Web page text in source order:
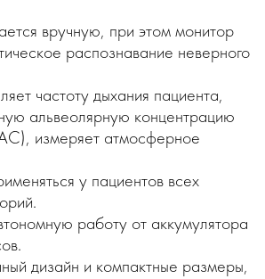
вручную, при этом монитор
распознавание неверного
частоту дыхания пациента,
альвеолярную концентрацию
измеряет атмосферное
у пациентов всех
работу от аккумулятора
дизайн и компактные размеры,